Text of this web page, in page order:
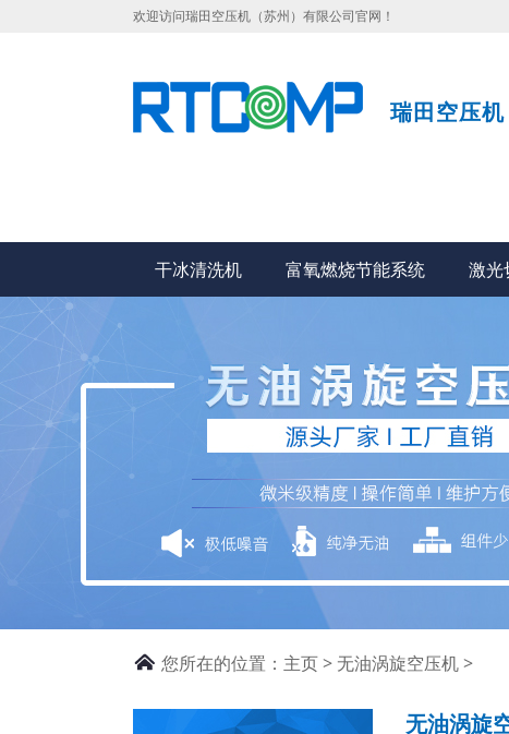
欢迎访问瑞田空压机（苏州）有限公司官网！
瑞田空压
干冰清洗机 富氧燃烧节能系统 激光
您所在的位置： 主页> 无油涡旋空压机>
无油涡旋